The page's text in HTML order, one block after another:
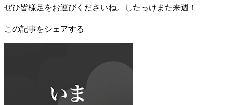
ぜひ皆様足をお運びくださいね。したっけまた来週！
この記事をシェアする